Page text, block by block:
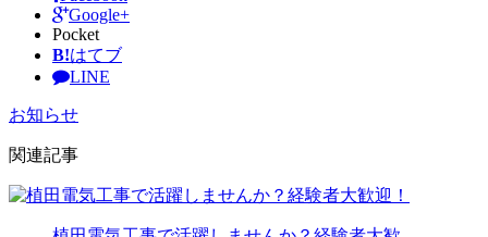
Google+
Pocket
B!はてブ
LINE
お知らせ
関連記事